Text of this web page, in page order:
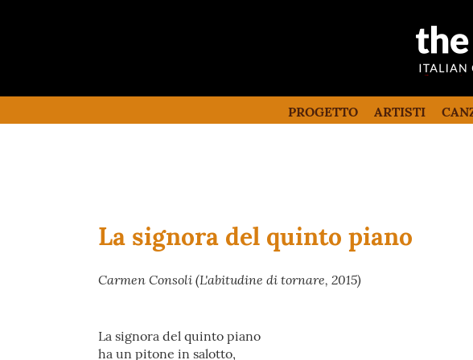
the
PROGETTO ARTISTI
La signora del quinto piano
Carmen Consoli (L'abitudine di tornare, 2015)
La signora del quinto piano
ha un pitone in salotto,